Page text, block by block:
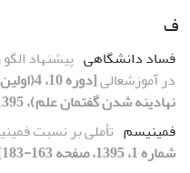
ف
فساد دانشگاهی پیشنهاد
در آموزشعالی
[دوره
نهادینه شدن گفتمان علم)، 1395، صفحه 116-148]
فمینیسم تأملی بر نسبت
شماره 1، 1395، صفحه 163-183]